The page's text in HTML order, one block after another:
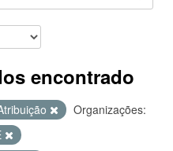
encontrado
Organizações: